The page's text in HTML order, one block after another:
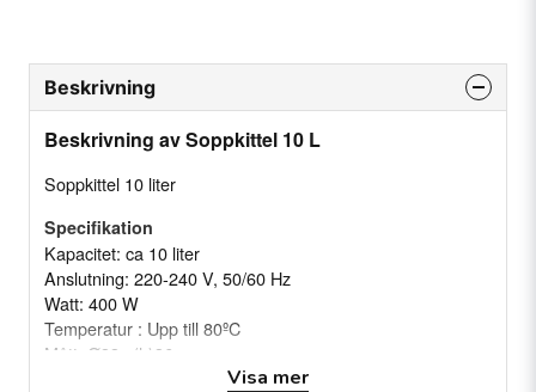
Beskrivning
Beskrivning av Soppkittel 10 L
Soppkittel 10 liter
Specifikation
Kapacitet: ca 10 liter
Anslutning: 220-240 V, 50/60 Hz
Watt: 400 W
Temperatur : Upp till 80ºC
Mått: Ø33 x(h)36 cm
Visa mer